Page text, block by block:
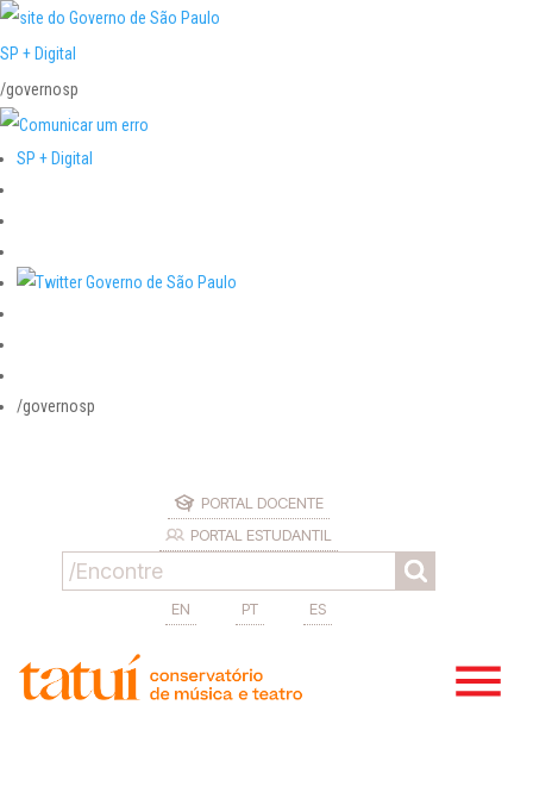
SP + Digital
/governosp
SP + Digital
/governosp
PORTAL DOCENTE
PORTAL ESTUDANTIL
EN PT ES